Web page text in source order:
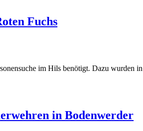
Fuchs
im Hils benötigt. Dazu wurden
in Bodenwerder